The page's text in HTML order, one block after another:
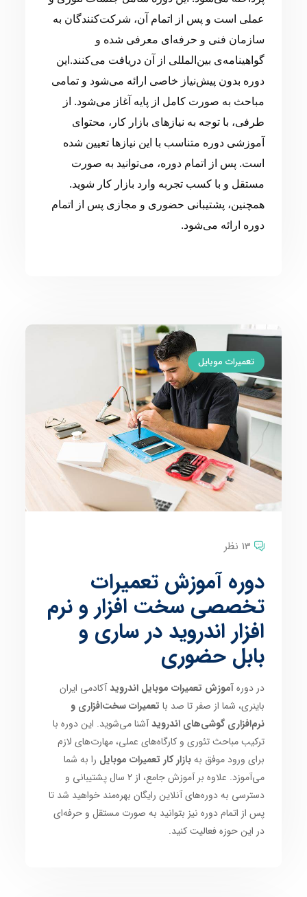
عملی است و پس از اتمام آن، شرکت‌کنندگان به
سازمان فنی و حرفه‌ای معرفی شده و
گواهینامه‌ی بین‌المللی از آن دریافت می‌کنند.این
دوره بدون پیش‌نیاز خاصی ارائه می‌شود و تمامی
مباحث به صورت کامل از پایه آغاز می‌شود. از
طرفی، با توجه به نیازهای بازار کار، محتوای
آموزشی دوره متناسب با این نیازها تعیین شده
است. پس از اتمام دوره، می‌توانید به صورت
مستقل و با کسب تجربه وارد بازار کار شوید.
همچنین، پشتیبانی حضوری و مجازی پس از اتمام
دوره ارائه می‌شود.
تعمیرات موبایل
13 نظر
دوره آموزش تعمیرات
تخصصی سخت افزار و نرم
افزار اندروید در ساری و
بابل حضوری
در دورهآموزش تعمیرات موبایل اندرویدآکادمی ایران
باینری، شما از صفر تا صد با تعمیرات سخت‌افزاری و
نرم‌افزاری گوشی‌های اندرویدآشنا می‌شوید. این دوره با
ترکیب مباحث تئوری و کارگاه‌های عملی، مهارت‌های لازم
برای ورود موفق بهبازار کار تعمیرات موبایل را به شما
می‌آموزد. علاوه بر آموزش جامع، از 2 سال پشتیبانی و
دسترسی به دوره‌های آنلاین رایگان بهره‌مند خواهید شد تا
پس از اتمام دوره نیز بتوانید به صورت مستقل و حرفه‌ای
در این حوزه فعالیت کنید.